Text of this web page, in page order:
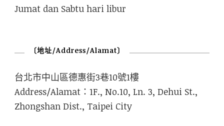
Jumat dan Sabtu hari libur
〔地址/Address/Alamat〕
台北市中山區德惠街3巷10號1樓
Address/Alamat：1F., No.10, Ln. 3, Dehui St.,
Zhongshan Dist., Taipei City